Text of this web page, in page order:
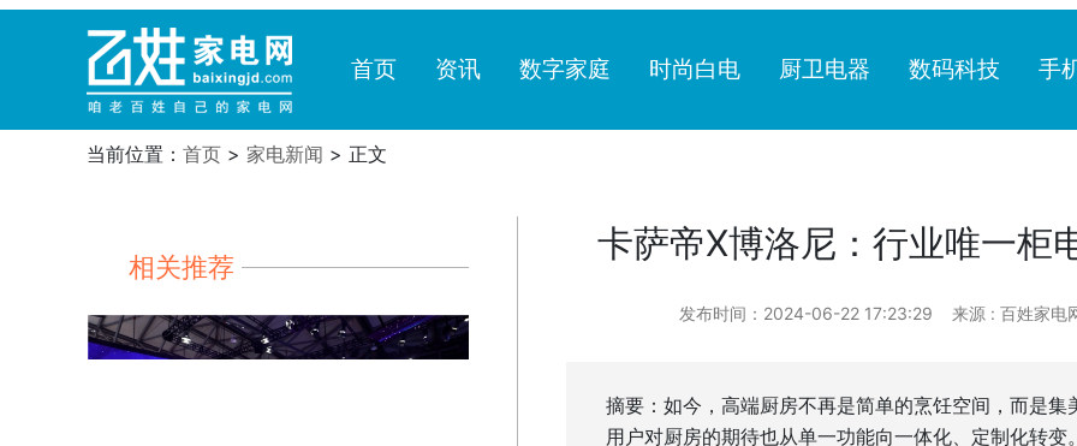
首页 资讯 数字家庭 时尚白电 厨卫电器 数码科技 手
当前位置： 首页 > 家电新闻 > 正文
相关推荐
卡萨帝X博洛尼：行业唯一柜
发布时间：2024-06-22 17:23:29 来源 : 百姓家电
摘要：如今，高端厨房不再是简单的烹饪空间，而是
用户对厨房的期待也从单一功能向一体化、定制化转变